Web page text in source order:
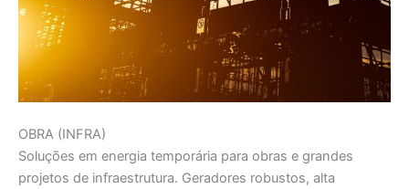
OBRA (INFRA)
Soluções em energia temporária para obras e grandes
projetos de infraestrutura. Geradores robustos, alta